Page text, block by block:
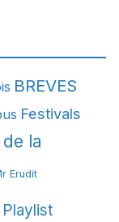
BREVES
Festivals
la
Erudit
Playlist